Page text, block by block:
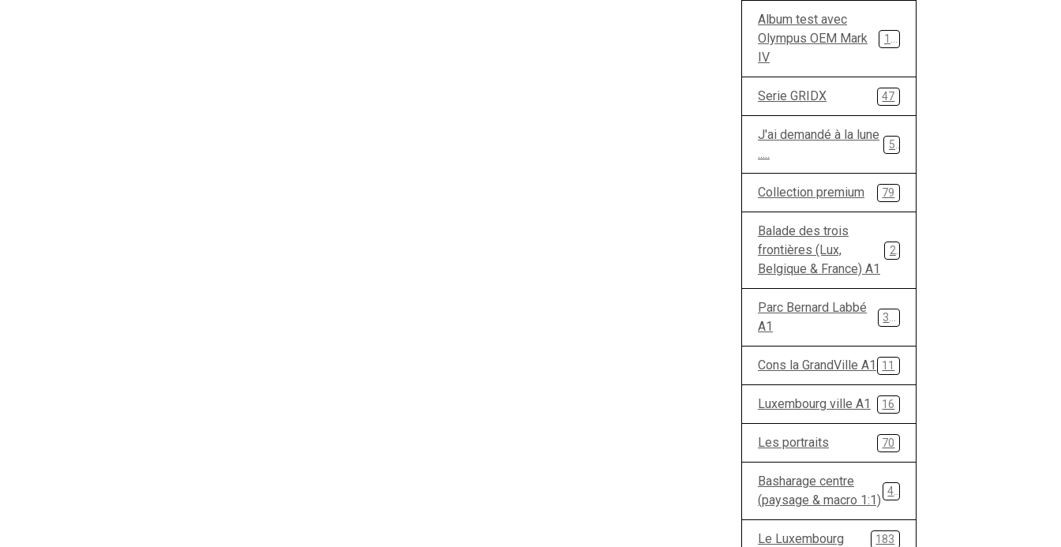
Album test avec
Olympus OEM Mark
IV
Serie GRIDX 47
J'ai demandé à la lune
.....
Collection premium 79
Balade des trois
frontières (Lux,
Belgique & France) A1
Parc Bernard Labbé
A1
Cons la GrandVille A1 11
Luxembourg ville A1 16
Les portraits 70
Basharage centre
(paysage & macro 1:1)
Le Luxembourg 183